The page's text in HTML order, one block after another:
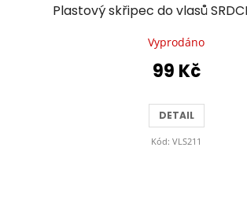
Plastový skřipec do vlasů
Vyprodáno
99 Kč
DETAIL
Kód: VLS211